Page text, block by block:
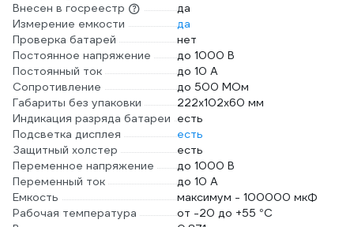
Внесен в госреестр
да
Измерение емкости
да
Проверка батарей
нет
Постоянное напряжение
до 1000 В
Постоянный ток
до 10 А
Сопротивление
до 500 МОм
Габариты без упаковки
222х102х60 мм
Индикация разряда батареи есть
Подсветка дисплея
есть
Защитный холстер
есть
Переменное напряжение
до 1000 В
Переменный ток
до 10 А
Емкость
максимум - 100000 мкФ
Рабочая температура
от -20 до +55 °С